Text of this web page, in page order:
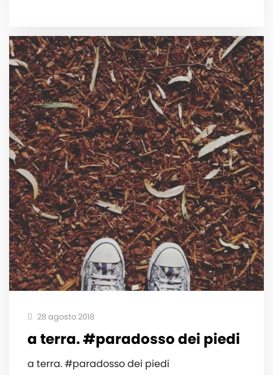
28 agosto 2018
a terra. #paradosso dei piedi
a terra. #paradosso dei piedi